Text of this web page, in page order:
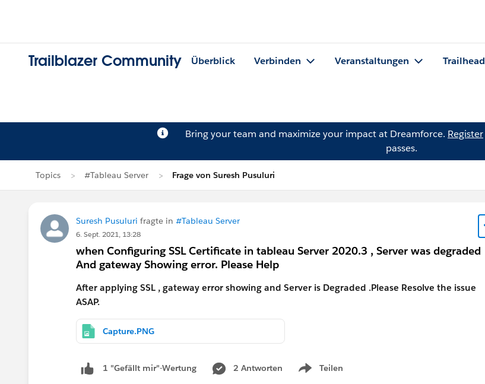
Trailblazer Community Überblick Verbinden Veranstaltungen Trailhead
Bring your team and maximize your impact at Dreamforce. Register
passes.
Topics #Tableau Server Frage von Suresh Pusuluri
Suresh Pusuluri fragte in #Tableau Server
6. Sept. 2021, 13:28
when Configuring SSL Certificate in tableau Server 2020.3 , Server was degraded
And gateway Showing error. Please Help
After applying SSL , gateway error showing and Server is Degraded .Please Resolve the issue
ASAP.
Capture.PNG
1 "Gefällt mir"-Wertung 2 Antworten Teilen
Show menu